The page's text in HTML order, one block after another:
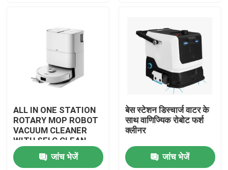
गुणवत्ता नियंत्रण
एक उद्धरण का अनुरोध करें
रोबोट विंडो क्लीनर
ALL IN ONE STATION
ROTARY MOP ROBOT
VACUUM CLEANER
WITH SELC CLEAN
MOP
जांच भेजें
बेस स्टेशन डिस्चार्ज वाटर के
साथ वाणिज्यिक रोबोट फर्श
क्लीनर
जांच भेजें